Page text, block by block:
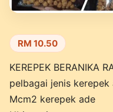
RM 10.50
KEREPEK BERANIKA
pelbagai jenis kerepek
Mcm2 kerepek ade